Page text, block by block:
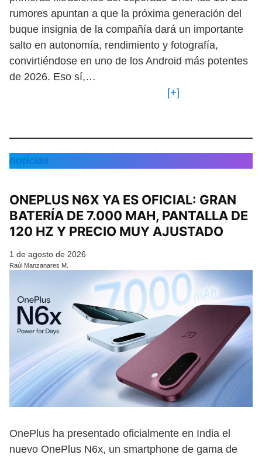
rumores apuntan a que la próxima generación del
buque insignia de la compañía dará un importante
salto en autonomía, rendimiento y fotografía,
convirtiéndose en uno de los Android más potentes
de 2026. Eso sí,…
[+]
noticias
ONEPLUS N6X YA ES OFICIAL: GRAN
BATERÍA DE 7.000 MAH, PANTALLA DE
120 HZ Y PRECIO MUY AJUSTADO
1 de agosto de 2026
Raúl Manzanares M.
OnePlus ha presentado oficialmente en India el
nuevo OnePlus N6x, un smartphone de gama de